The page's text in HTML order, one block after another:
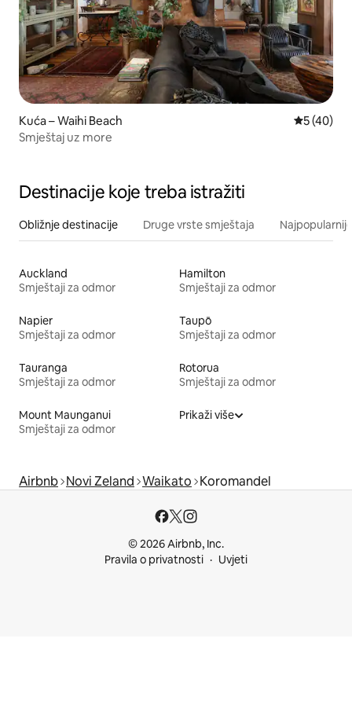
Kuća – Waihi Beach Prosječna
5 (40)
Smještaj uz more
Destinacije koje treba istražiti
Obližnje destinacije Druge vrste smještaja
Auckland
Smještaji za odmor
Hamilton
Smještaji za odmor
Napier
Smještaji za odmor
Taupō
Smještaji za odmor
Tauranga
Smještaji za odmor
Rotorua
Smještaji za odmor
Mount Maunganui
Smještaji za odmor
Prikaži više
Airbnb Novi Zeland Waikato Koromandel
© 2026 Airbnb, Inc.
Pravila o privatnosti
Uvjeti